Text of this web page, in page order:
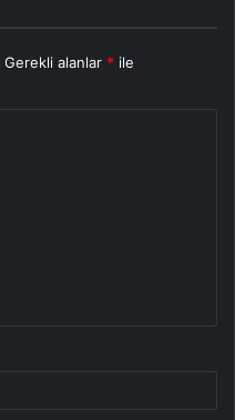
Gerekli alanlar * ile